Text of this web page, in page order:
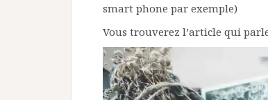
smart phone par exemple)
Vous trouverez l’article qui